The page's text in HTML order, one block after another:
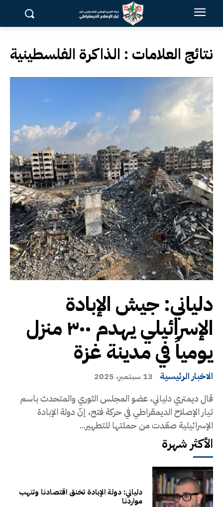
نتائج العلامات : الذاكرة الفلسطينية
دلياني: جيش الإبادة
الإسرائيلي يهدم ٣٠٠ منزل
يومياً في مدينة غزة
الاخبار الرئيسية 13 سبتمبر، 2025
قال ديمتري دلياني، عضو المجلس الثوري والمتحدث باسم
تيار الإصلاح الديمقراطي في حركة فتح، إنّ دولة الإبادة
الإسرائيلية صعّدت من حملتها للتطهير...
الأكثر شهرة
دلياني: دولة الإبادة تخنق اقتصادنا وتنهب
مواردنا